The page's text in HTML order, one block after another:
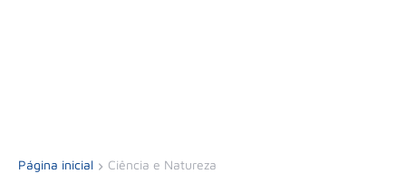
Página inicial Ciência e Natureza